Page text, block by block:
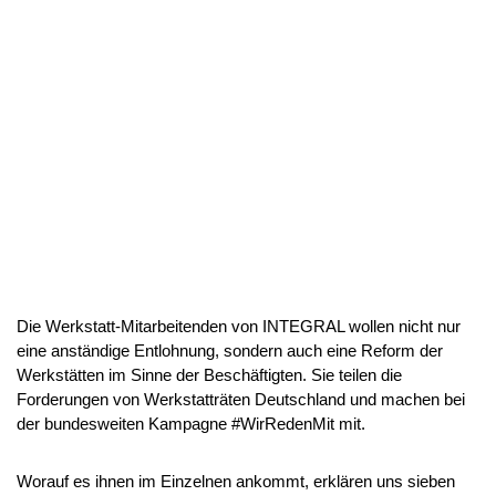
Die Werkstatt-Mitarbeitenden von INTEGRAL wollen nicht nur
eine anständige Entlohnung, sondern auch eine Reform der
Werkstätten im Sinne der Beschäftigten. Sie teilen die
Forderungen von Werkstatträten Deutschland und machen bei
der bundesweiten Kampagne #WirRedenMit mit.
Worauf es ihnen im Einzelnen ankommt, erklären uns sieben